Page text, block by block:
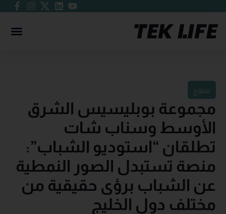
متنوع
مجموعة بوبليسيس الشرق
الأوسط وسناب شات
تطلقان “استوديو الشباب”:
منصة تستبدل الصور النمطية
عن الشباب برؤى حقيقية من
مختلف دول الخليج